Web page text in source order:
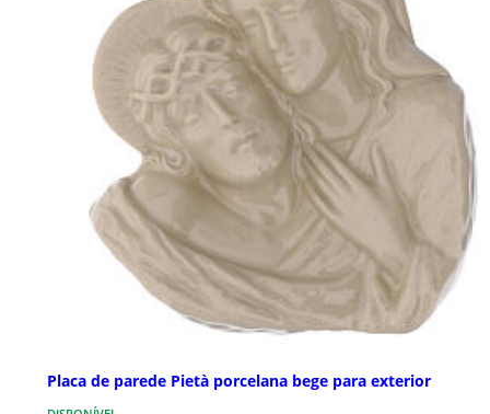
Placa de parede Pietà porcelana bege para exterior